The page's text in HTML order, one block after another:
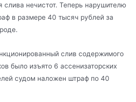
слива нечистот. Теперь нарушителю
в размере 40 тысяч рублей за
слив содержимого
было изъято 6 ассенизаторских
судом наложен штраф по 40